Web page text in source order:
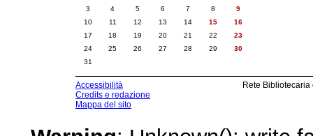
3
4 5 6 7 8
9
10
11 12 13 14 15
16
17
18 19 20 21 22
23
24
25 26 27 28 29
30
31
Accessibilità
Credits e redazione
Mappa del sito
Rete